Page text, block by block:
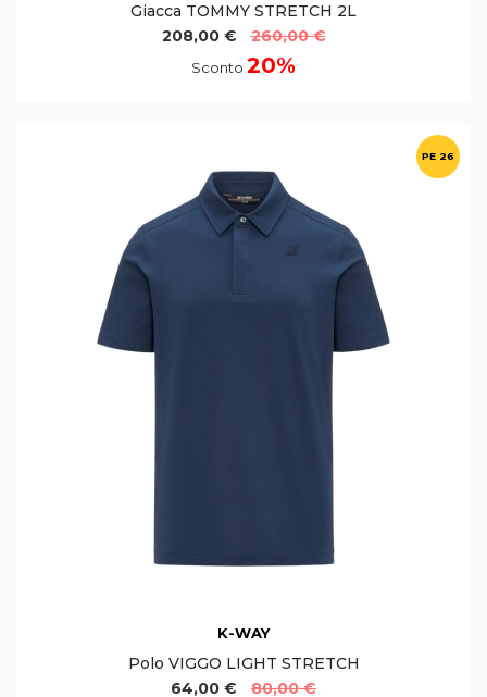
Giacca TOMMY STRETCH 2L
208,00 €
260,00 €
Sconto 20%
PE 26
K-WAY
Polo VIGGO LIGHT STRETCH
64,00 €
80,00 €